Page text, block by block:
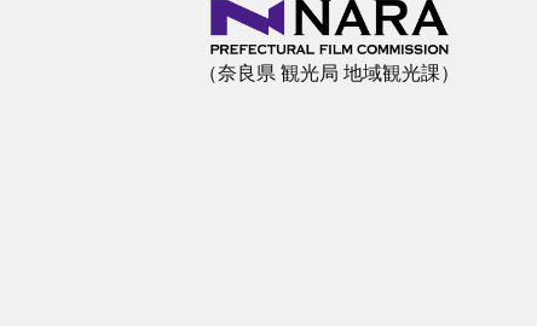
（奈良県 観光局 地域観光課）